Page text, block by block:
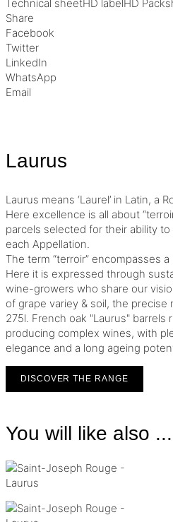
Technical sheetHD label HD
Share
Facebook
Twitter
LinkedIn
WhatsApp
Email
Laurus
Laurus means ‘Laurel’ in Latin, a
Here excellence is all about
parcels selected for their ability
each Appellation.
The term “terroir” encompasses
Here it is expressed through
wine-growers who share our
of grape variey & soil, the
275l. French oak "Laurus"
producing complex wines, with
elegance and a long ageing
DISCOVER THE RANGE
You will like also ...